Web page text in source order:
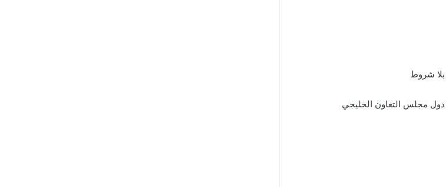
شروط
مجلس التعاون الخليجي